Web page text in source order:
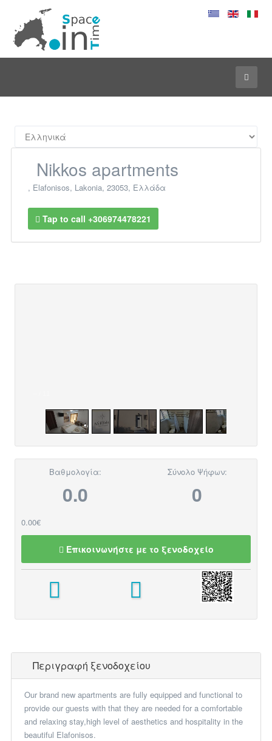
Nikkos apartments
, Elafonisos, Lakonia, 23053, Ελλάδα
Tap to call +306974478221
Βαθμολογία:
0.0
Σύνολο Ψήφων:
0
0.00€
Επικοινωνήστε με το ξενοδοχείο
Περιγραφή ξενοδοχείου
Our brand new apartments are fully equipped and functional to
provide our guests with that they are needed for a comfortable
and relaxing stay,high level of aesthetics and hospitality in the
beautiful Elafonisos.